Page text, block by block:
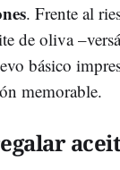
. Frente al
de oliva
básico
memorable.